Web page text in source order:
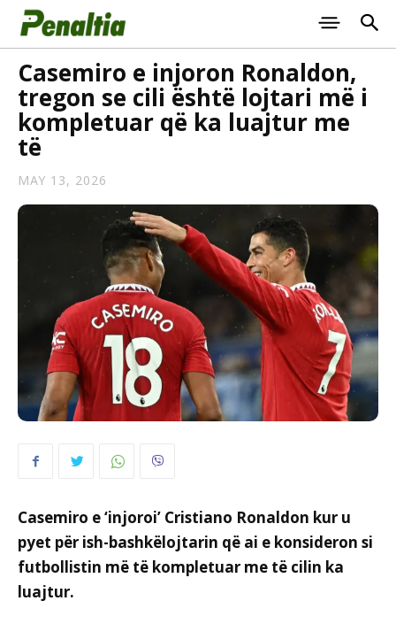
Casemiro e injoron Ronaldon,
tregon se cili është lojtari më i
kompletuar që ka luajtur me
të
MAY 13, 2026
Casemiro e ‘injoroi’ Cristiano Ronaldon kur u
pyet për ish-bashkëlojtarin që ai e konsideron si
futbollistin më të kompletuar me të cilin ka
luajtur.